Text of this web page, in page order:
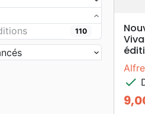
110
check
Prix